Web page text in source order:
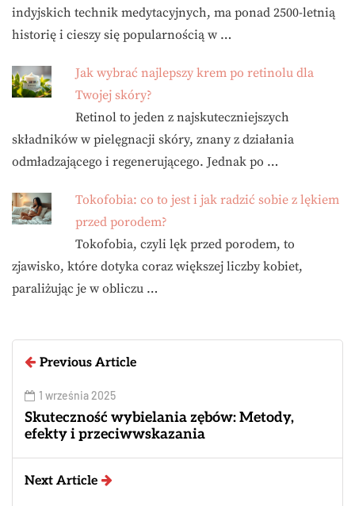
indyjskich technik medytacyjnych, ma ponad 2500-letnią
historię i cieszy się popularnością w …
Jak wybrać najlepszy krem po retinolu dla
Twojej skóry?
Retinol to jeden z najskuteczniejszych
składników w pielęgnacji skóry, znany z działania
odmładzającego i regenerującego. Jednak po …
Tokofobia: co to jest i jak radzić sobie z lękiem
przed porodem?
Tokofobia, czyli lęk przed porodem, to
zjawisko, które dotyka coraz większej liczby kobiet,
paraliżując je w obliczu …
Previous Article
1 września 2025
Skuteczność wybielania zębów: Metody,
efekty i przeciwwskazania
Next Article